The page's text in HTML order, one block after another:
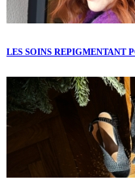
LES SOINS REPIGMENTANT